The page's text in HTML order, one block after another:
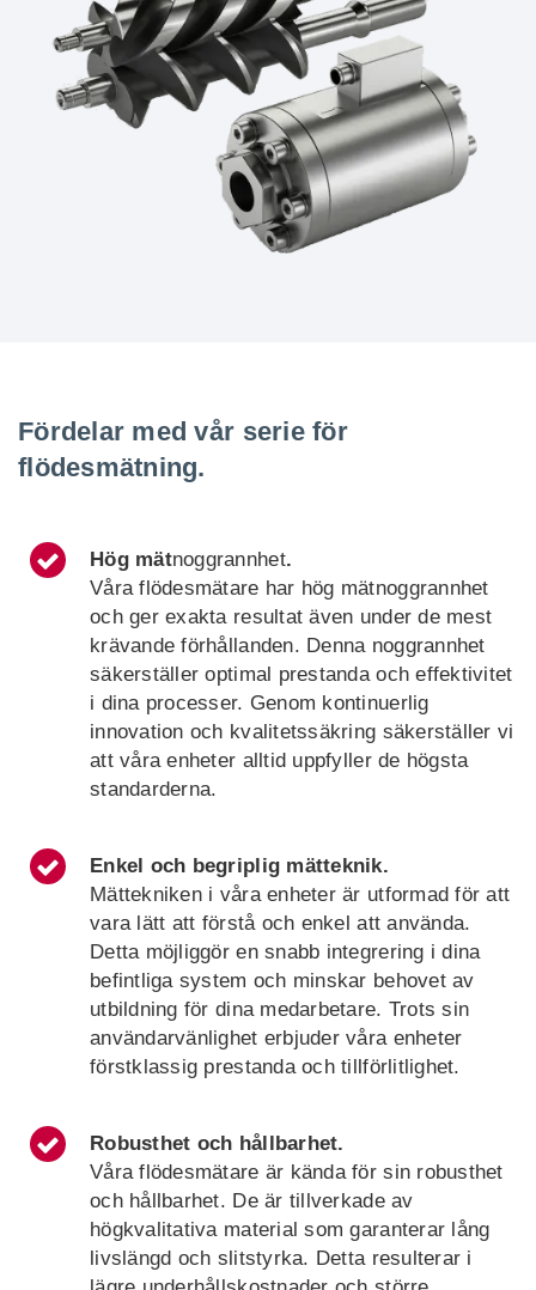
Fördelar med vår serie för
flödesmätning.
Hög mätnoggrannhet.
Våra flödesmätare har hög mätnoggrannhet
och ger exakta resultat även under de mest
krävande förhållanden. Denna noggrannhet
säkerställer optimal prestanda och effektivitet
i dina processer. Genom kontinuerlig
innovation och kvalitetssäkring säkerställer vi
att våra enheter alltid uppfyller de högsta
standarderna.
Enkel och begriplig mätteknik.
Mättekniken i våra enheter är utformad för att
vara lätt att förstå och enkel att använda.
Detta möjliggör en snabb integrering i dina
befintliga system och minskar behovet av
utbildning för dina medarbetare. Trots sin
användarvänlighet erbjuder våra enheter
förstklassig prestanda och tillförlitlighet.
Robusthet och hållbarhet.
Våra flödesmätare är kända för sin robusthet
och hållbarhet. De är tillverkade av
högkvalitativa material som garanterar lång
livslängd och slitstyrka. Detta resulterar i